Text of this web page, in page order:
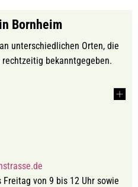
Bornheim
unterschiedlichen Orten, die
bekanntgegeben.
von 9 bis 12 Uhr sowie